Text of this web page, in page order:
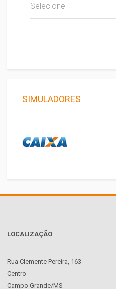
Selecione
SIMULADORES
LOCALIZAÇÃO
Rua Clemente Pereira, 163
Centro
Campo Grande/MS